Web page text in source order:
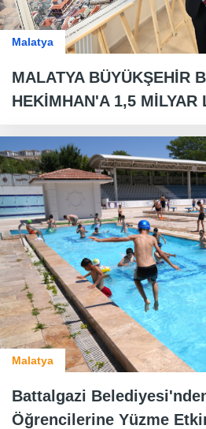
Malatya
MALATYA BÜYÜKŞEHİR
HEKİMHAN'A 1,5 MİLYAR
Malatya
Battalgazi
Öğrencilerine Yüzme